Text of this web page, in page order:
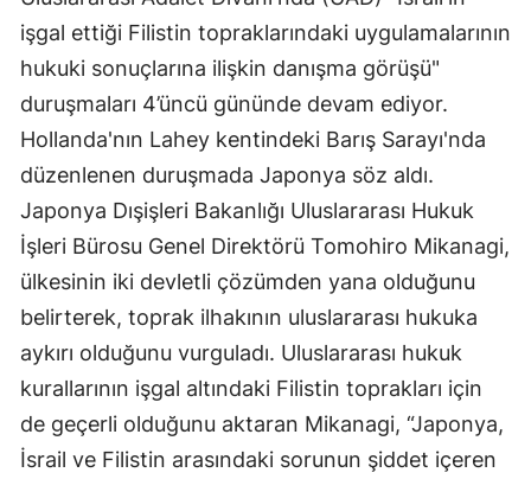
işgal ettiği Filistin topraklarındaki uygulamalarının
hukuki sonuçlarına ilişkin danışma görüşü"
duruşmaları 4’üncü gününde devam ediyor.
Hollanda'nın Lahey kentindeki Barış Sarayı'nda
düzenlenen duruşmada Japonya söz aldı.
Japonya Dışişleri Bakanlığı Uluslararası Hukuk
İşleri Bürosu Genel Direktörü Tomohiro Mikanagi,
ülkesinin iki devletli çözümden yana olduğunu
belirterek, toprak ilhakının uluslararası hukuka
aykırı olduğunu vurguladı. Uluslararası hukuk
kurallarının işgal altındaki Filistin toprakları için
de geçerli olduğunu aktaran Mikanagi, “Japonya,
İsrail ve Filistin arasındaki sorunun şiddet içeren